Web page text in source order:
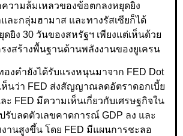
วามล้มเหลวของข้อตกลงหยุดยิง
และกลุ่มฮามาส และทางรัสเซียก็ได้
ยิง 30 วันของสหรัฐฯ เพียงแต่เห็นด้วย
งสร้างพื้นฐานด้านพลังงานของยูเครน
งคำยังได้รับแรงหนุนมาจาก FED Dot
ห็นว่า FED ส่งสัญญาณลดอัตราดอกเบี้ย
ะ FED มีความเห็นเกี่ยวกับเศรษฐกิจใน
รับลดตัวเลขคาดการณ์ GDP ลง และ
งานสูงขึ้น โดย FED มีแผนการชะลอ